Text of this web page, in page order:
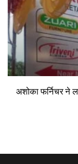
अशोका फर्निचर ने